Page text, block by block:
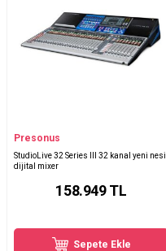
Presonus
StudioLive 32 Series III 32 kanal yeni nesil
dijital mixer
158.949TL
Sepete Ekle